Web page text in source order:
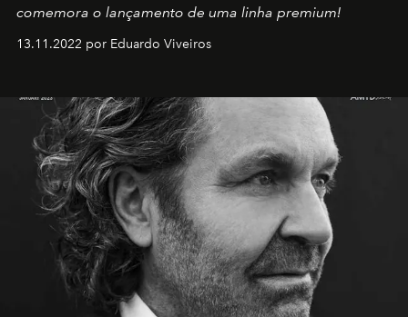
comemora o lançamento de uma linha premium!
13.11.2022 por Eduardo Viveiros